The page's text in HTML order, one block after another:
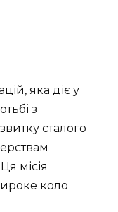
яка діє у
з
сталого
місія
коло